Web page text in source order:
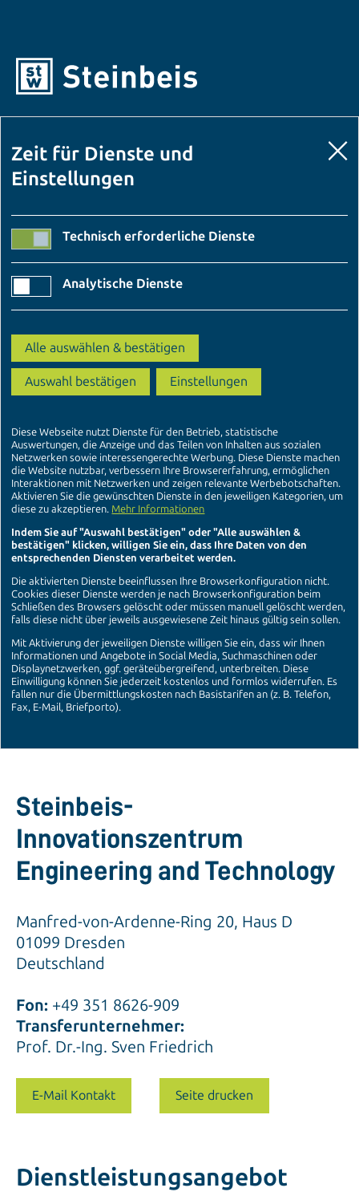
Steinbeis-
Innovationszentrum
Engineering and Technology
Manfred-von-Ardenne-Ring 20, Haus D
01099 Dresden
Deutschland
Fon: +49 351 8626-909
Transferunternehmer:
Prof. Dr.-Ing. Sven Friedrich
E-Mail Kontakt Seite drucken
Dienstleistungsangebot